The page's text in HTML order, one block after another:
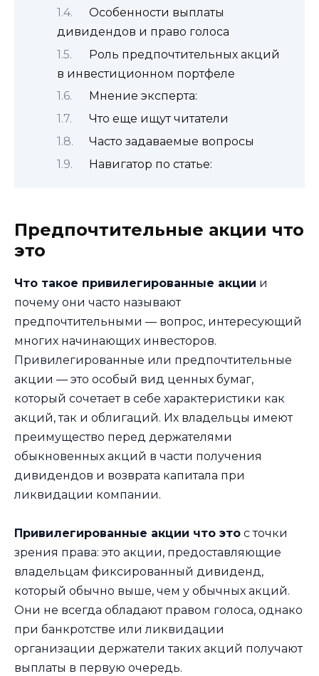
Особенности выплаты
дивидендов и право голоса
Роль предпочтительных акций
в инвестиционном портфеле
Мнение эксперта:
Что еще ищут читатели
Часто задаваемые вопросы
Навигатор по статье:
Предпочтительные акции что
это
Что такое привилегированные акции и
почему они часто называют
предпочтительными — вопрос, интересующий
многих начинающих инвесторов.
Привилегированные или предпочтительные
акции — это особый вид ценных бумаг,
который сочетает в себе характеристики как
акций, так и облигаций. Их владельцы имеют
преимущество перед держателями
обыкновенных акций в части получения
дивидендов и возврата капитала при
ликвидации компании.
Привилегированные акции что это с точки
зрения права: это акции, предоставляющие
владельцам фиксированный дивиденд,
который обычно выше, чем у обычных акций.
Они не всегда обладают правом голоса, однако
при банкротстве или ликвидации
организации держатели таких акций получают
выплаты в первую очередь.